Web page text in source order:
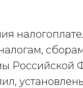
Российской